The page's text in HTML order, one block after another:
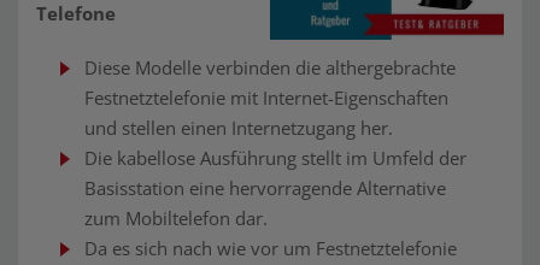
Telefone
Diese Modelle verbinden die althergebrachte
Festnetztelefonie mit Internet-Eigenschaften
und stellen einen Internetzugang her.
Die kabellose Ausführung stellt im Umfeld der
Basisstation eine hervorragende Alternative
zum Mobiltelefon dar.
Da es sich nach wie vor um Festnetztelefonie